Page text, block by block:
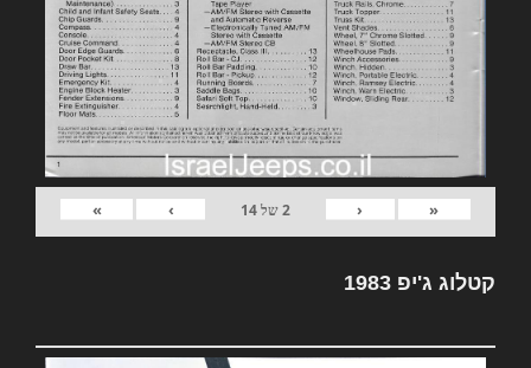
«
‹
2של14
›
»
קטלוג ג'יפ 1983